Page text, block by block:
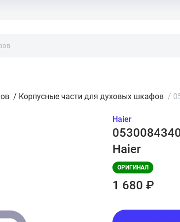
/ Корпусные части для духовых шкафов /
Haier
Haier
ОРИГИНАЛ
1 680 ₽